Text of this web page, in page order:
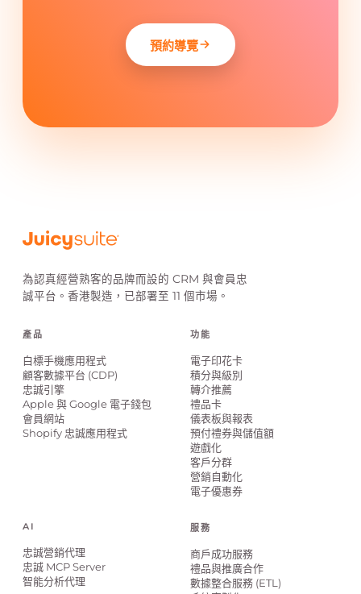
預約導覽
為認真經營熟客的品牌而設的 CRM 與會員忠
誠平台。香港製造，已部署至 11 個市場。
產品
白標手機應用程式
顧客數據平台 (CDP)
忠誠引擎
Apple 與 Google 電子錢包
會員網站
Shopify 忠誠應用程式
功能
電子印花卡
積分與級別
轉介推薦
禮品卡
儀表板與報表
預付禮券與儲值額
遊戲化
客戶分群
營銷自動化
電子優惠券
AI
忠誠營銷代理
忠誠 MCP Server
智能分析代理
服務
商戶成功服務
禮品與推廣合作
數據整合服務 (ETL)